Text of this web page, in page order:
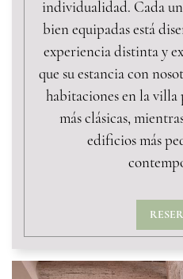
individualidad. Cada
bien equipadas está
experiencia distinta y
que su estancia con
habitaciones en la
más clásicas,
edificios más